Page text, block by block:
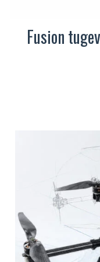
Fusion